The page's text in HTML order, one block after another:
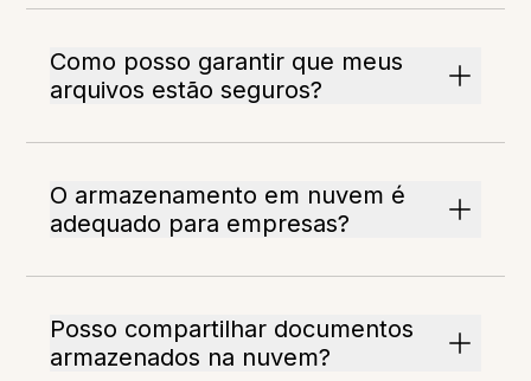
Como posso garantir que meus
arquivos estão seguros?
O armazenamento em nuvem é
adequado para empresas?
Posso compartilhar documentos
armazenados na nuvem?